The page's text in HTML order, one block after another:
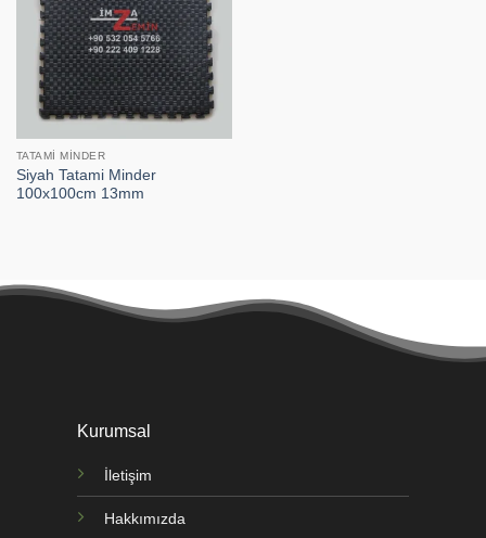
TATAMI MINDER
Siyah Tatami Minder
100x100cm 13mm
Kurumsal
İletişim
Hakkımızda